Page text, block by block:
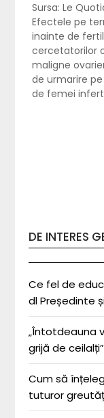
Sursa: Le
Efectele pe
inainte de
cercetatorilor
maligne
de urmarire
de femei
DE INTERES
Ce fel de
dl Președinte
„Întotdeauna
grijă de ceilalți”
Cum să
tuturor